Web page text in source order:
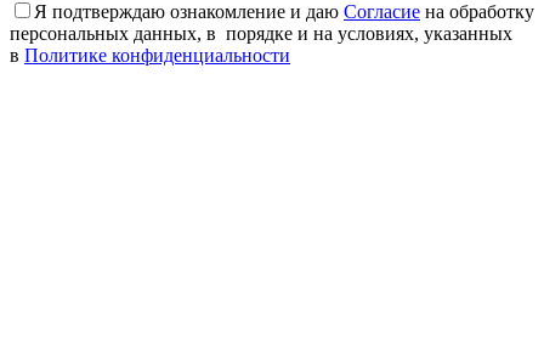
Я подтверждаю ознакомление и даю Согласие на обработку
персональных данных, в порядке и на условиях, указанных
в Политике конфиденциальности